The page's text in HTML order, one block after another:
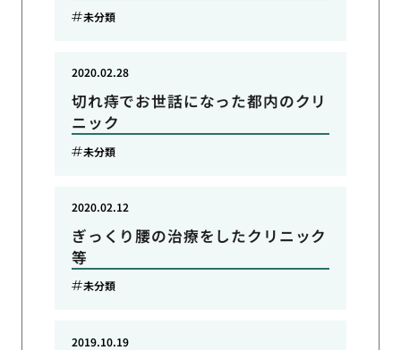
未分類
切れ痔でお世話になった都内のクリ
ニック
2020.02.28
未分類
ぎっくり腰の治療をしたクリニック
等
2020.02.12
未分類
2019.10.19